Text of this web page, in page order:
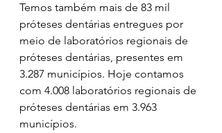
Temos também mais de 83 mil
próteses dentárias entregues por
meio de laboratórios regionais de
próteses dentárias, presentes em
3.287 municípios. Hoje contamos
com 4.008 laboratórios regionais de
próteses dentárias em 3.963
municípios.